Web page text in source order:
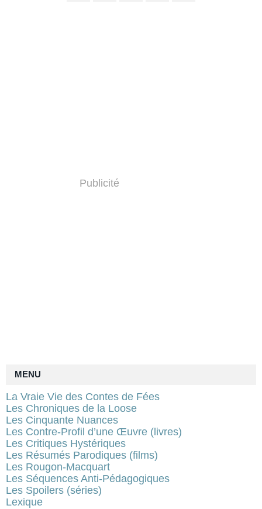
Publicité
MENU
La Vraie Vie des Contes de Fées
Les Chroniques de la Loose
Les Cinquante Nuances
Les Contre-Profil d’une Œuvre (livres)
Les Critiques Hystériques
Les Résumés Parodiques (films)
Les Rougon-Macquart
Les Séquences Anti-Pédagogiques
Les Spoilers (séries)
Lexique